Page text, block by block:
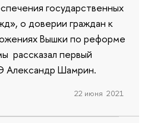
государственных
о доверии граждан к
Вышки по реформе
рассказал первый
Шамрин.
22 июня 2021